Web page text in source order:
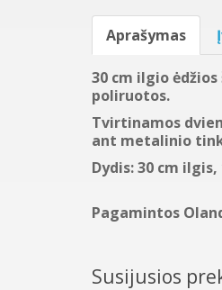
Aprašymas
30 cm ilgio
poliruotos.
Tvirtinamos
ant metalinio
Dydis: 30 cm
Pagamintos
Susijusios